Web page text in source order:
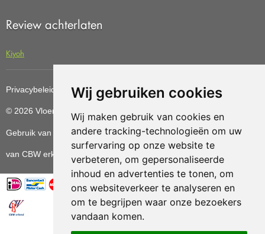
Wij gebruiken cookies
Wij maken gebruik van cookies en
andere tracking-technologieën om uw
surfervaring op onze website te
verbeteren, om gepersonaliseerde
inhoud en advertenties te tonen, om
ons websiteverkeer te analyseren en
om te begrijpen waar onze bezoekers
vandaan komen.
Review achterlaten
Kiyoh
Privacybeleid Cookiebeleid Update cookies preferences
© 2026 Vloerenvoordelig
Gebruik van deze site betekent dat u dealgemene voorwaarden
van CBW erkende woonwinkels accepteert.